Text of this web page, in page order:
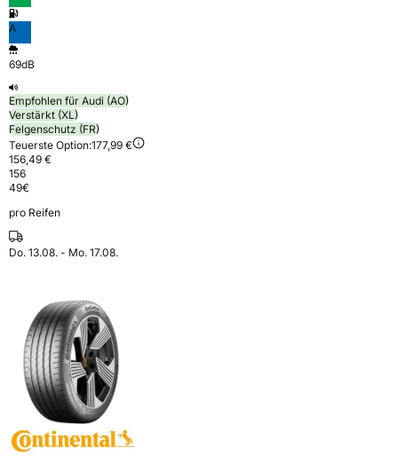
A
69dB
Empfohlen für Audi (AO)
Verstärkt (XL)
Felgenschutz (FR)
Teuerste Option:177,99 €
156,49 €
156
49€
pro Reifen
Do. 13.08. - Mo. 17.08.